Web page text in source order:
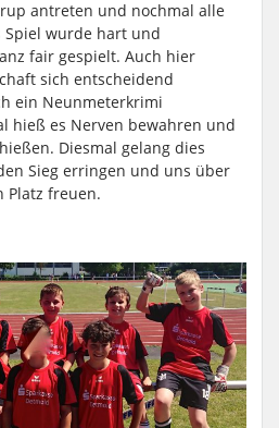
antreten und nochmal alle
Spiel wurde hart und
fair gespielt. Auch hier
sich entscheidend
ein Neunmeterkrimi
hieß es Nerven bewahren und
Diesmal gelang dies
Sieg erringen und uns über
Platz freuen.